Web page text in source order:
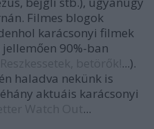
Filmes blogok
karácsonyi filmek
90%-ban
...).
haladva nekünk is
aktuáis karácsonyi
...